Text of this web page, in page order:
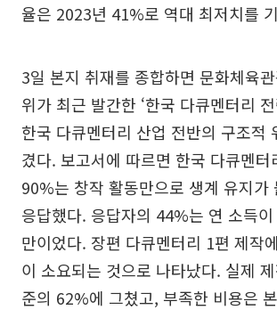
율은 2023년 41%로 역대 최저치를
3일 본지 취재를 종합하면 문화체육
위가 최근 발간한 ‘한국 다큐멘터리
한국 다큐멘터리 산업 전반의 구조적
겼다. 보고서에 따르면 한국 다큐멘터
90%는 창작 활동만으로 생계 유지가
응답했다. 응답자의 44%는 연 소득
만이었다. 장편 다큐멘터리 1편 제작
이 소요되는 것으로 나타났다. 실제
준의 62%에 그쳤고, 부족한 비용은